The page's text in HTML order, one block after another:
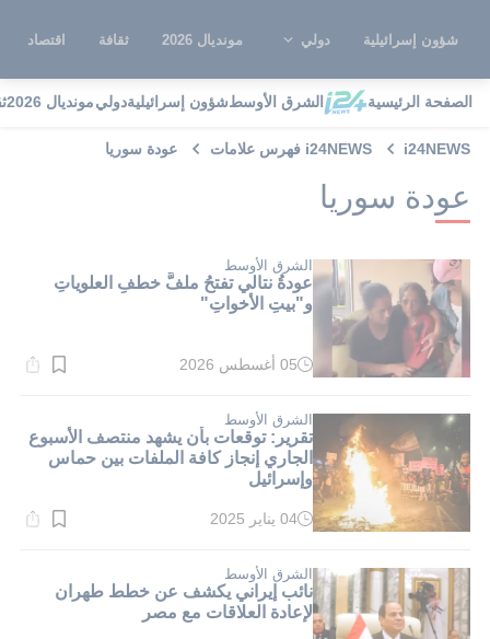
شؤون إسرائيلية دولي مونديال 2026 ثقافة اقتصاد
الصفحة الرئيسية الشرق الأوسطشؤون إسرائيليةدوليمونديال 2026
i24NEWS i24NEWS فهرس علامات عودة سوريا
عودة سوريا
الشرق الأوسط
عودةُ نتالي تفتحُ ملفَّ خطفِ العلوياتِ
و"بيتِ الأخواتِ"
وقت
دقيقة.
05 أغسطس 2026
الشرق الأوسط
تقرير: توقعات بأن يشهد منتصف الأسبوع
الجاري إنجاز كافة الملفات بين حماس
وإسرائيل
وقت
دقيقة.
04 يناير 2025
الشرق الأوسط
نائب إيراني يكشف عن خطط طهران
لإعادة العلاقات مع مصر